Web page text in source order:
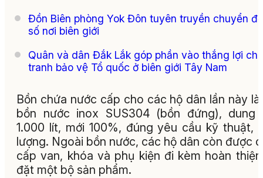
Đồn Biên phòng Yok Đôn tuyên truyền chuyển
số nơi biên giới
Quân và dân Đắk Lắk góp phần vào thắng lợi
tranh bảo vệ Tổ quốc ở biên giới Tây Nam
Bồn chứa nước cấp cho các hộ dân lần này là
bồn nước inox SUS304 (bồn đứng), dung
1.000 lít, mới 100%, đúng yêu cầu kỹ thuật,
lượng. Ngoài bồn nước, các hộ dân còn được
cấp van, khóa và phụ kiện đi kèm hoàn
đặt một bộ sản phẩm.